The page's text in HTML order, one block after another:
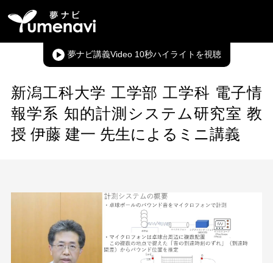
夢ナビ講義Video 10秒ハイライト
新潟工科大学 工学部 工学科 電子情
報学系 知的計測システム研究室 教
授 伊藤 建一 先生によるミニ講義